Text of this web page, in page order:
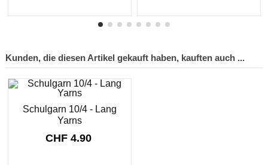
Kunden, die diesen Artikel gekauft haben, kauften auch ...
Schulgarn 10/4 - Lang
Yarns
CHF 4.90